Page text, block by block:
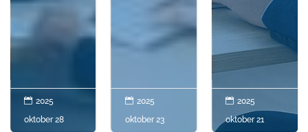
 2025
oktober 28
 2025
oktober 23
 2025
oktober 21